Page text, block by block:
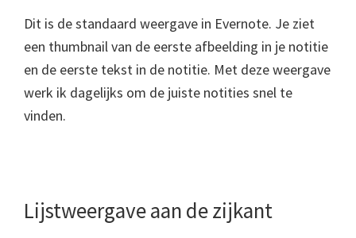
Dit is de standaard weergave in Evernote. Je ziet
een thumbnail van de eerste afbeelding in je notitie
en de eerste tekst in de notitie. Met deze weergave
werk ik dagelijks om de juiste notities snel te
vinden.
Lijstweergave aan de zijkant